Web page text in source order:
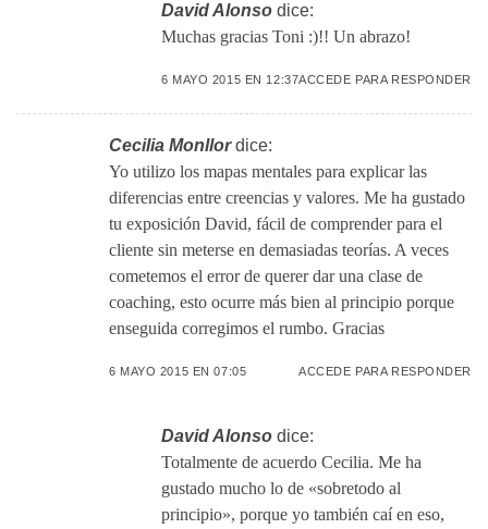
David Alonso dice:
Muchas gracias Toni :)!! Un abrazo!
6 MAYO 2015 EN 12:37ACCEDE PARA RESPONDER
Cecilia Monllor dice:
Yo utilizo los mapas mentales para explicar las
diferencias entre creencias y valores. Me ha gustado
tu exposición David, fácil de comprender para el
cliente sin meterse en demasiadas teorías. A veces
cometemos el error de querer dar una clase de
coaching, esto ocurre más bien al principio porque
enseguida corregimos el rumbo. Gracias
6 MAYO 2015 EN 07:05 ACCEDE PARA RESPONDER
David Alonso dice:
Totalmente de acuerdo Cecilia. Me ha
gustado mucho lo de «sobretodo al
principio», porque yo también caí en eso,